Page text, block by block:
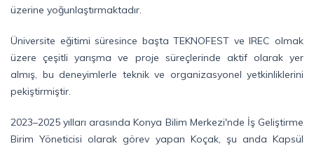
üzerine yoğunlaştırmaktadır.
Üniversite eğitimi süresince başta TEKNOFEST ve IREC olmak
üzere çeşitli yarışma ve proje süreçlerinde aktif olarak yer
almış, bu deneyimlerle teknik ve organizasyonel yetkinliklerini
pekiştirmiştir.
2023–2025 yılları arasında Konya Bilim Merkezi'nde İş Geliştirme
Birim Yöneticisi olarak görev yapan Koçak, şu anda Kapsül